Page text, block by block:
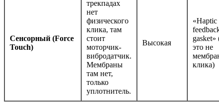
Сенсорный (Force
Touch)
трекпадах
нет
физического
клика, там
стоит
моторчик-
вибродатчик.
Мембраны
там нет,
только
уплотнитель.
Высокая
«Haptic
gasket»
это не
клика)